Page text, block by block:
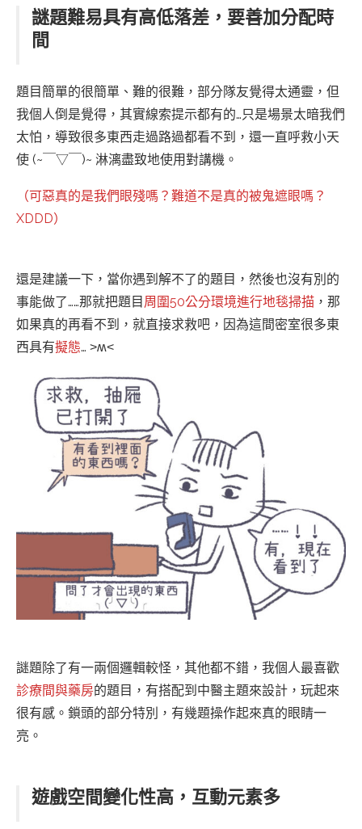
謎題難易具有高低落差，要善加分配時
間
題目簡單的很簡單、難的很難，部分隊友覺得太通靈，但
我個人倒是覺得，其實線索提示都有的…只是場景太暗我們
太怕，導致很多東西走過路過都看不到，還一直呼救小天
使 (~￣▽￣)~ 淋漓盡致地使用對講機。
（可惡真的是我們眼殘嗎？難道不是真的被鬼遮眼嗎？
XDDD）
還是建議一下，當你遇到解不了的題目，然後也沒有別的
事能做了……那就把題目 周圍50公分環境進行地毯掃描 ，那
如果真的再看不到，就直接求救吧，因為這間密室很多東
西具有擬態… ˃ʍ˂
謎題除了有一兩個邏輯較怪，其他都不錯，我個人最喜歡
診療間與藥房的題目，有搭配到中醫主題來設計，玩起來
很有感。鎖頭的部分特別，有幾題操作起來真的眼睛一
亮。
遊戲空間變化性高，互動元素多